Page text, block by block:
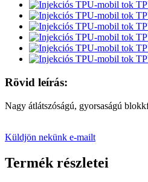
Rövid leírás:
Nagy átlátszóságú, gyorsaságú
Küldjön nekünk e-mailt
Termék részletei